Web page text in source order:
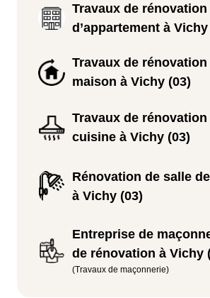
Travaux de rénovation
d’appartement à Vichy
Travaux de rénovation
maison à Vichy (03)
Travaux de rénovation
cuisine à Vichy (03)
Rénovation de salle
à Vichy (03)
Entreprise de
de rénovation à Vichy
(Travaux de maçonnerie)